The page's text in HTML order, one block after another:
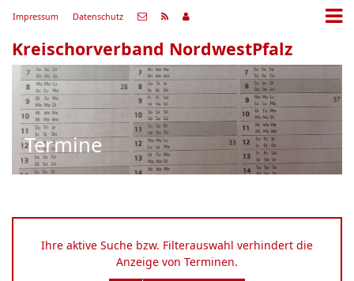
Impressum Datenschutz
Kreischorverband NordwestPfalz
Termine
Ihre aktive Suche bzw. Filterauswahl verhindert die
Anzeige von Terminen.